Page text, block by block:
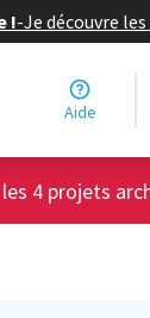
!-Je découvre
Aide
4 projets